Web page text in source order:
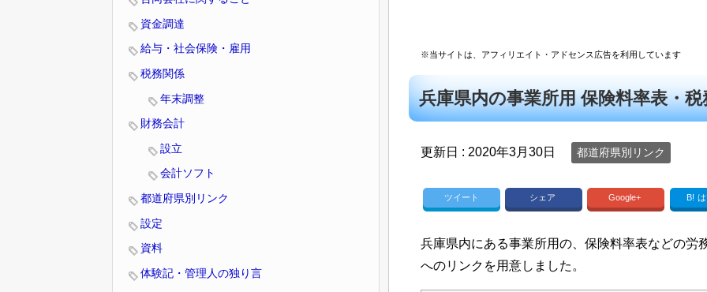
※当サイトは、アフィリエイト・アドセンス広告を利用しています
兵庫県内の事業所用 保険料率表・
更新日 : 2020年3月30日 都道府県別リンク
ツイート シェア Google+ B!
兵庫県内にある事業所用の、保険料率表などの労
へのリンクを用意しました。
資金調達
給与・社会保険・雇用
税務関係
年末調整
財務会計
設立
会計ソフト
都道府県別リンク
設定
資料
体験記・管理人の独り言